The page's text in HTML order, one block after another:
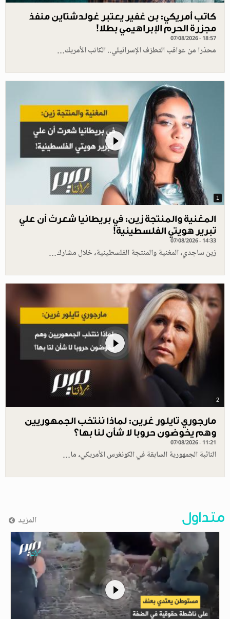
كاتب أمريكي: بن غفير يعتبر غولدشتاين منفذ
مجزرة الحرم الإبراهيمي بطلا!
07/08/2026 - 18:57
محذرا من عواقب التطرّف الإسرائيلي.. الكاتب الأمريك…
1
المغنية والمنتجة زين: في بريطانيا شعرتُ أن علي
تبرير هويتي الفلسطينية!
07/08/2026 - 14:33
زين ساجدي، المغنية والمنتجة الفلسطينية، خلال مشارك…
2
مارجوري تايلور غرين: لماذا ننتخب الجمهوريين
وهم يخوضون حروبا لا شأن لنا بها؟
07/08/2026 - 11:21
النائبة الجمهورية السابقة في الكونغرس الأمريكي، ما…
متداول المزيد